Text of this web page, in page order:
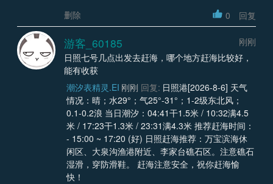
删除
0 回复
游客_60185
刚刚
日照七号几点出发去赶海，哪个地方赶海比较好，
能有收获
潮汐表精灵.EI 刚刚 回复: 日照港[2026-8-6] 天气
情况：晴；水29°；气25°-31°；1-2级东北风；
0.1-0.2浪 当日潮汐：04:41干1.5米 / 10:32满4.5
米 / 17:23干1.3米 / 23:31满4.3米 推荐赶海时间：
- 15:00 ~ 17:20 (好) 日照赶海推荐：万宝滨海休
闲区、大泉沟渔港附近、李家台礁石区。注意礁石
湿滑，穿防滑鞋。 赶海注意安全，祝你赶海愉
快！